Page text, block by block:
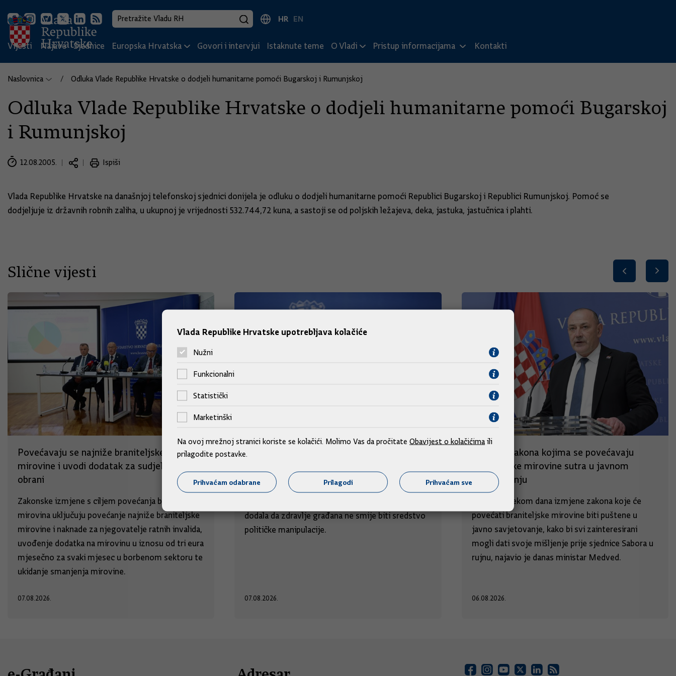
HR EN
Vijesti Najave Sjednice Europska Hrvatska Govori i intervjui Istaknute teme O Vladi Pristup informacijama Kontakti
Naslovnica Odluka Vlade Republike Hrvatske o dodjeli humanitarne pomoći Bugarskoj i Rumunjskoj
Odluka Vlade Republike Hrvatske o dodjeli humanitarne pomoći Bugarskoj
i Rumunjskoj
12.08.2005. Ispiši
Vlada Republike Hrvatske na današnjoj telefonskoj sjednici donijela je odluku o dodjeli humanitarne pomoći Republici Bugarskoj i Republici Rumunjskoj. Pomoć se
dodjeljuje iz državnih robnih zaliha, u ukupnoj je vrijednosti 532.744,72 kuna, a sastoji se od poljskih ležajeva, deka, jastuka, jastučnica i plahti.
Slične vijesti
Povećavaju se najniže braniteljske
mirovine i uvodi dodatak za sudjelovanja u
obrani
Zakonske izmjene s ciljem povećanja braniteljskih
mirovina uključuju povećanje najniže braniteljske
mirovine i naknade za njegovatelje ratnih invalida,
uvođenje dodatka na mirovinu u iznosu od tri eura
mjesečno za svaki mjesec u borbenom sektoru te
ukidanje smanjenja mirovine.
07.08.2026.
Zdravlje građana ne smije biti sredstvo
Ministrica zdravstva Irena Hrstić poručila je kako
dodala da zdravlje građana ne smije biti sredstvo
političke manipulacije.
07.08.2026.
Izmjene zakona kojima se povećavaju
braniteljske mirovine sutra u javnom
savjetovanju
Sutra će tijekom dana izmjene zakona koje će
povećati braniteljske mirovine biti puštene u
javno savjetovanje, kako bi svi zainteresirani
mogli dati svoje mišljenje prije sjednice Sabora u
rujnu, najavio je danas ministar Medved.
06.08.2026.
Vlada Republike Hrvatske upotrebljava kolačiće
Nužni
Funkcionalni
Statistički
Marketinški
Na ovoj mrežnoj stranici koriste se kolačići. Molimo Vas da pročitate Obavijest o kolačićima ili
prilagodite postavke.
Prihvaćam odabrane Prilagodi Prihvaćam sve